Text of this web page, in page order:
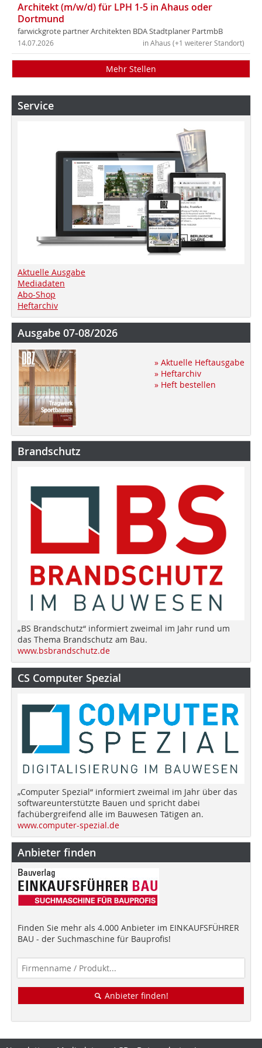
Architekt (m/w/d) für LPH 1-5 in Ahaus oder
Dortmund
farwickgrote partner Architekten BDA Stadtplaner PartmbB
in Ahaus (+1 weiterer Standort)
14.07.2026
Mehr Stellen
Service
Aktuelle Ausgabe
Mediadaten
Abo-Shop
Heftarchiv
Ausgabe 07-08/2026
» Aktuelle Heftausgabe
» Heftarchiv
» Heft bestellen
Brandschutz
„BS Brandschutz“ informiert zweimal im Jahr rund um
das Thema Brandschutz am Bau.
www.bsbrandschutz.de
CS Computer Spezial
„Computer Spezial“ informiert zweimal im Jahr über das
softwareunterstützte Bauen und spricht dabei
fachübergreifend alle im Bauwesen Tätigen an.
www.computer-spezial.de
Anbieter finden
Finden Sie mehr als 4.000 Anbieter im EINKAUFSFÜHRER
BAU - der Suchmaschine für Bauprofis!
Anbieter finden!